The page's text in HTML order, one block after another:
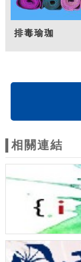
排毒瑜珈
相關連結